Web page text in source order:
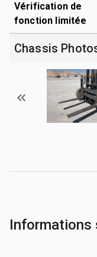
Vérification de
fonction limitée
Chassis
Informations